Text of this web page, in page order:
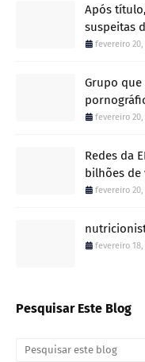
Após
suspeitas
fevereiro 20,
Grupo
fevereiro 20,
Redes da
bilhões de
fevereiro 20,
fevereiro 18,
Pesquisar Este Blog